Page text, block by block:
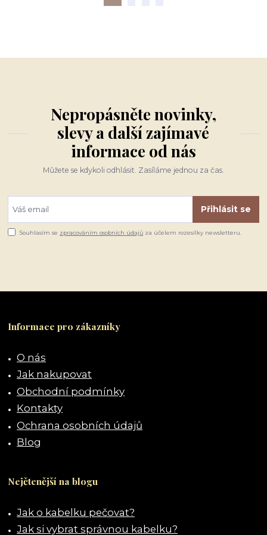
Nepropásněte novinky,
slevy a další zajímavé
informace od nás
Můžete se kdykoli odhlásit. Zasíláme jednou za čas.
Přihlásit se
Souhlasím se zpracováním osobních údajů za účelem rozesílky newsletteru.
Informace pro zákazníky
O nás
Jak nakupovat
Obchodní podmínky
Kontakty
Ochrana osobních údajů
Blog
Nejčtenější na blogu
Jak o kabelku pečovat?
Jak si vybrat správnou kabelku?